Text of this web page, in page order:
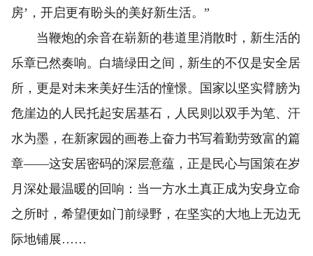
房’，开启更有盼头的美好新生活。”
当鞭炮的余音在崭新的巷道里消散时，新生活的
乐章已然奏响。白墙绿田之间，新生的不仅是安全居
所，更是对未来美好生活的憧憬。国家以坚实臂膀为
危崖边的人民托起安居基石，人民则以双手为笔、汗
水为墨，在新家园的画卷上奋力书写着勤劳致富的篇
章——这安居密码的深层意蕴，正是民心与国策在岁
月深处最温暖的回响：当一方水土真正成为安身立命
之所时，希望便如门前绿野，在坚实的大地上无边无
际地铺展……